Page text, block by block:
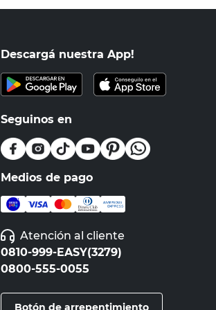
Descargá nuestra App!
Seguinos en
Medios de pago
Atención al cliente
0810-999-EASY(3279)
0800-555-0055
Botón de arrepentimiento